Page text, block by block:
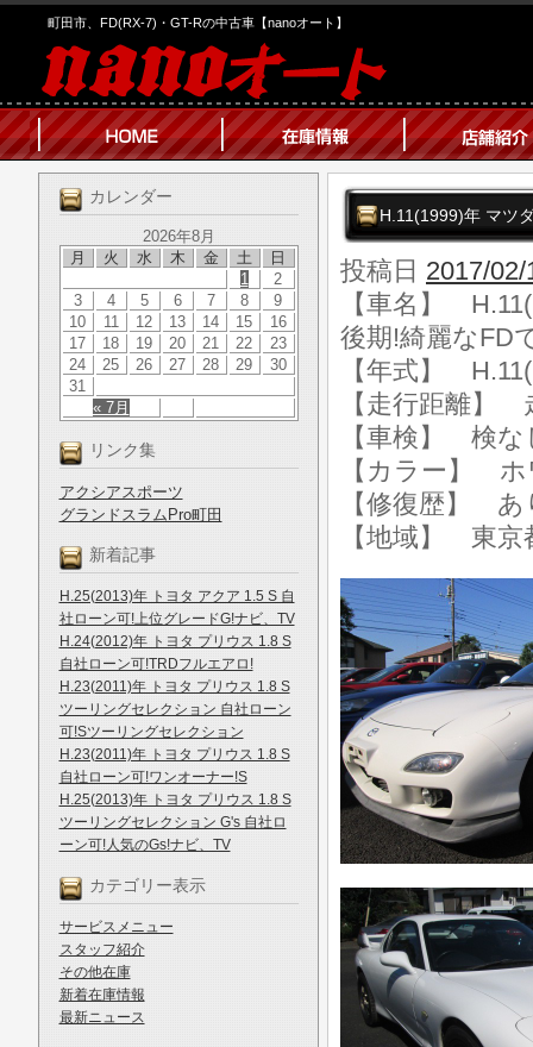
町田市、FD(RX-7)・GT-Rの中古車【nanoオート】
カレンダー
2026年8月
月
火 水 木 金 土 日
« 7月
1
2
3
4 5 6 7 8
9
10
11 12 13 14 15
16
17
18 19 20 21 22
23
24
25 26 27 28 29
30
31
リンク集
アクシアスポーツ
グランドスラムPro町田
新着記事
H.25(2013)年 トヨタ アクア 1.5 S 自
社ローン可!上位グレードG!ナビ、TV
H.24(2012)年 トヨタ プリウス 1.8 S
自社ローン可!TRDフルエアロ!
H.23(2011)年 トヨタ プリウス 1.8 S
ツーリングセレクション 自社ローン
可!Sツーリングセレクション
H.23(2011)年 トヨタ プリウス 1.8 S
自社ローン可!ワンオーナー!S
H.25(2013)年 トヨタ プリウス 1.8 S
ツーリングセレクション G's 自社ロ
ーン可!人気のGs!ナビ、TV
カテゴリー表示
サービスメニュー
スタッフ紹介
その他在庫
新着在庫情報
最新ニュース
H.11(1999)年 マツ
投稿日 2017/02/
【車名】
後期!綺麗なFD
【年式】
【走行距離】
【車検】 検な
【カラー】
【修復歴】 あ
【地域】 東京